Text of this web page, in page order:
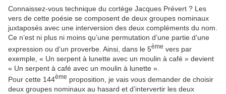
Connaissez-vous technique du cortège Jacques Prévert ? Les
vers de cette poésie se composent de deux groupes nominaux
juxtaposés avec une interversion des deux compléments du nom.
Ce n’est ni plus ni moins qu’une permutation d’une partie d’une
expression ou d’un proverbe. Ainsi, dans le 5ème vers par
exemple, « Un serpent à lunette avec un moulin à café » devient
« Un serpent à café avec un moulin à lunette ».
Pour cette 144ème proposition, je vais vous demander de choisir
deux groupes nominaux au hasard et d’intervertir les deux